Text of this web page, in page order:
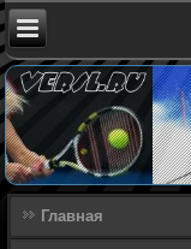
Главная